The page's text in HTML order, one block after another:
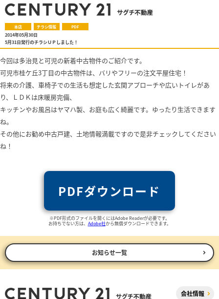
本店 チラシ情報 PDF
2014年05月30日
5月31日発行のチラシＵＰしました！
今回は多治見と可児の新着中古物件のご紹介です。
可児市桂ケ丘3丁目の中古物件は、バリやフリーの注文平屋住宅！
将来の介護、車椅子での生活も想定した玄関アプローチや広いトイレがあ
り、ＬＤＫは床暖房完備、
キッチンやお風呂はヤマハ製、 お庭も広く綺麗です。ゆったり生活できます
ね。
その他にお勧め中古戸建、土地情報満載ですので是非チェックしてください
ね！
PDFダウンロード
※PDF形式のファイルを開くにはAdobe Readerが必要です。
お持ちでない方は、 Adobe社から無償ダウンロードできます。
お知らせ一覧
会社情報